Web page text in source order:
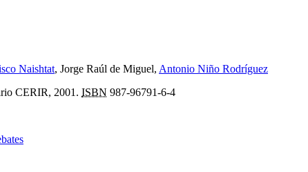
Naishtat, Jorge Raúl de Miguel, Antonio Niño Rodríguez
CERIR, 2001. ISBN 987-96791-6-4